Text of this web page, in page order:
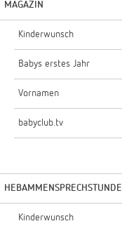
MAGAZIN
Kinderwunsch
Babys erstes Jahr
Vornamen
babyclub.tv
HEBAMMENSPRECHSTUNDE
Kinderwunsch